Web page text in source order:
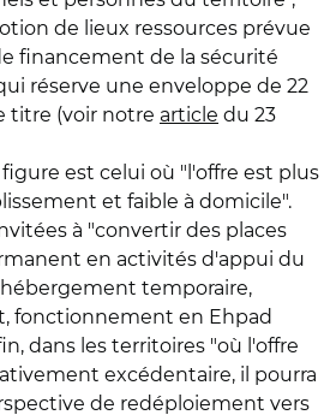
de lieux ressources prévue
financement de la sécurité
réserve une enveloppe de 22
titre (voir notre article du 23
est celui où "l'offre est plus
et faible à domicile".
à "convertir des places
en activités d'appui du
temporaire,
fonctionnement en Ehpad
dans les territoires "où l'offre
excédentaire, il pourra
de redéploiement vers